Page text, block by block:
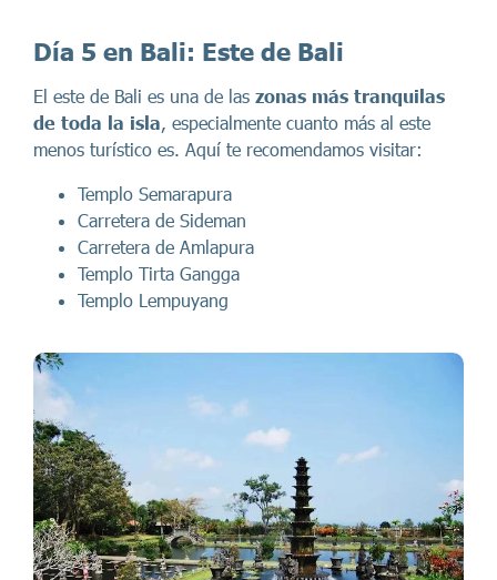
Día 5 en Bali: Este de Bali
El este de Bali es una de las zonas más tranquilas
de toda la isla, especialmente cuanto más al este
menos turístico es. Aquí te recomendamos visitar:
Templo Semarapura
Carretera de Sideman
Carretera de Amlapura
Templo Tirta Gangga
Templo Lempuyang